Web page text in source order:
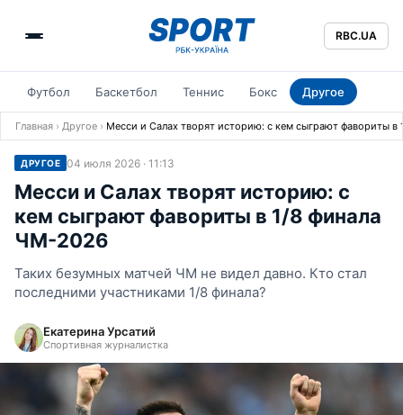
RBC.UA
Футбол Баскетбол Теннис Бокс Другое
Главная › Другое › Месси и Салах творят историю: с кем сыграют фавориты
ДРУГОЕ 04 июля 2026 · 11:13
Месси и Салах творят историю: с
кем сыграют фавориты в 1/8 финала
ЧМ-2026
Таких безумных матчей ЧМ не видел давно. Кто стал
последними участниками 1/8 финала?
Екатерина Урсатий
Спортивная журналистка